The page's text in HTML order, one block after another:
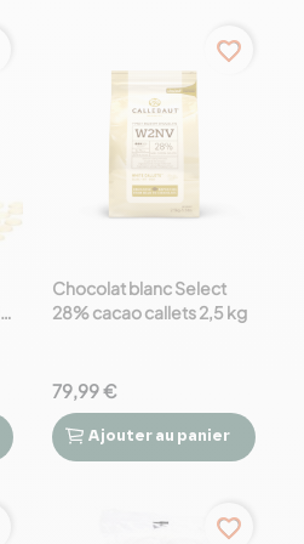
favorite_border
Chocolat blanc Select
28% cacao callets 2,5 kg
79,99 €
 
Ajouter au panier
favorite_border